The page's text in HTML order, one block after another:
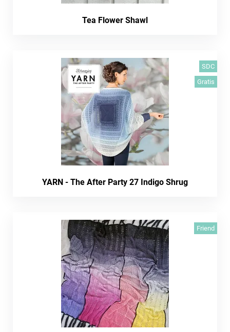
Tea Flower Shawl
SDC
Gratis
YARN - The After Party 27 Indigo Shrug
Friend